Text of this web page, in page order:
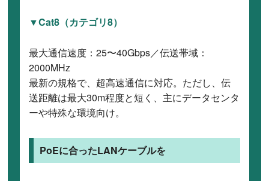
▼Cat8（カテゴリ8）
最大通信速度：25〜40Gbps／伝送帯域：
2000MHz
最新の規格で、超高速通信に対応。ただし、伝
送距離は最大30m程度と短く、主にデータセンタ
ーや特殊な環境向け。
PoEに合ったLANケーブルを